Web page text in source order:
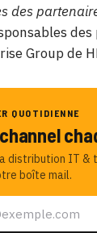
des
Group de
QUOTIDIENNE
distribution IT &
boîte mail.